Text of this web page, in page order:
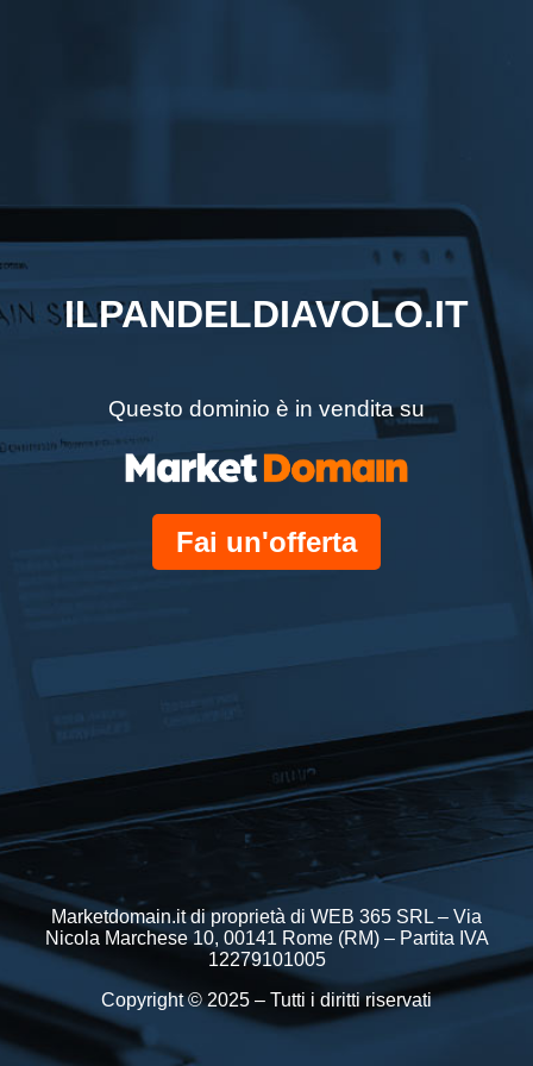
ILPANDELDIAVOLO.IT
Questo dominio è in vendita su
Fai un'offerta
Marketdomain.it di proprietà di WEB 365 SRL – Via
Nicola Marchese 10, 00141 Rome (RM) – Partita IVA
12279101005
Copyright © 2025 – Tutti i diritti riservati